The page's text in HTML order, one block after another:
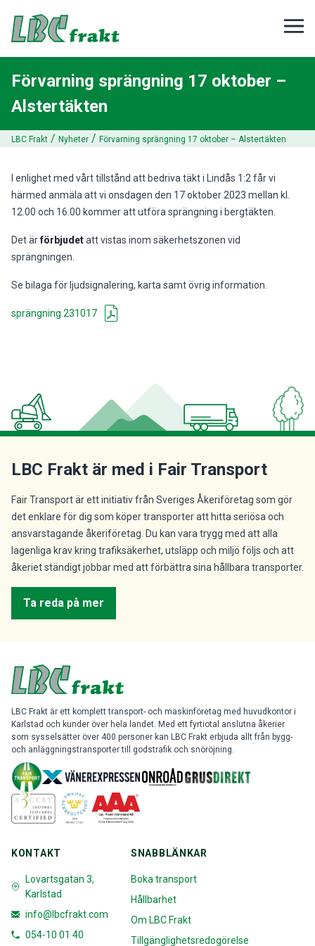
Förvarning sprängning 17 oktober –
Alstertäkten
LBC Frakt / Nyheter / Förvarning sprängning 17 oktober – Alstertäkten
I enlighet med vårt tillstånd att bedriva täkt i Lindås 1:2 får vi
härmed anmäla att vi onsdagen den 17 oktober 2023 mellan kl.
12.00 och 16.00 kommer att utföra sprängning i bergtäkten.
Det ärförbjudetatt vistas inom säkerhetszonen vid
sprängningen.
Se bilaga för ljudsignalering, karta samt övrig information.
sprängning 231017
LBC Frakt är med i Fair Transport
Fair Transport är ett initiativ från Sveriges Åkeriföretag som gör
det enklare för dig som köper transporter att hitta seriösa och
ansvarstagande åkeriföretag. Du kan vara trygg med att alla
lagenliga krav kring trafiksäkerhet, utsläpp och miljö följs och att
åkeriet ständigt jobbar med att förbättra sina hållbara transporter.
Ta reda på mer
LBC Frakt är ett komplett transport- och maskinföretag med huvudkontor i
Karlstad och kunder över hela landet. Med ett fyrtiotal anslutna åkerier
som sysselsätter över 400 personer kan LBC Frakt erbjuda allt från bygg-
och anläggningstransporter till godstrafik och snöröjning.
KONTAKT
Lovartsgatan 3,
Karlstad
info@lbcfrakt.com
054-10 01 40
SNABBLÄNKAR
Boka transport
Hållbarhet
Om LBC Frakt
Tillgänglighetsredogörelse